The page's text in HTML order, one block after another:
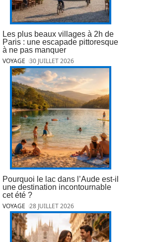
Les plus beaux villages à 2h de
Paris : une escapade pittoresque
à ne pas manquer
VOYAGE 30 JUILLET 2026
Pourquoi le lac dans l’Aude est-il
une destination incontournable
cet été ?
VOYAGE 28 JUILLET 2026